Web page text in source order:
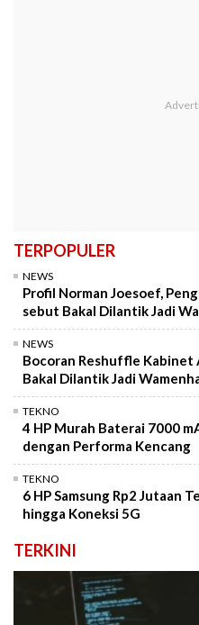
TERPOPULER
NEWS
Profil Norman Joesoef,
sebut Bakal Dilantik Jadi
NEWS
Bocoran Reshuffle Kabinet
Bakal Dilantik Jadi
TEKNO
4 HP Murah Baterai 7000
dengan Performa Kencang
TEKNO
6 HP Samsung Rp2 Jutaan
hingga Koneksi 5G
TERKINI